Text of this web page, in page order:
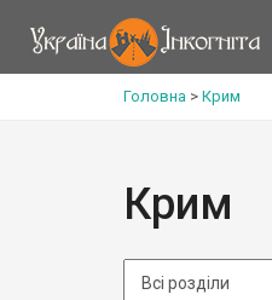
Головна > Крим
Крим